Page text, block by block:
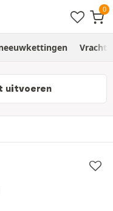
uitvoeren